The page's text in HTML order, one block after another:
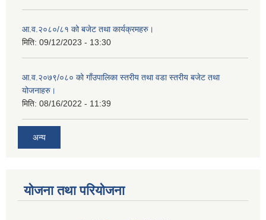
आ.व.२०८०/८१ को बजेट तथा कार्यक्रमहरु।
मिति: 09/12/2023 - 13:30
आ.व.२०७९/०८० को गाँउपालिका स्तरीय तथा वडा स्तरीय बजेट तथा
योजनाहरु।
मिति: 08/16/2022 - 11:39
अन्य
योजना तथा परियोजना